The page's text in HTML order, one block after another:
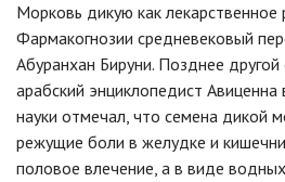
Морковь дикую как лекарственное
Фармакогнозии средневековый
Абуранхан Бируни. Позднее
арабский энциклопедист
науки отмечал, что семена дикой
режущие боли в желудке и
половое влечение, а в виде